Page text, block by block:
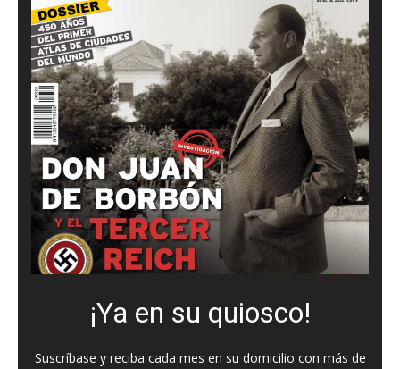
¡Ya en su quiosco!
Suscríbase y reciba cada mes en su domicilio con más de